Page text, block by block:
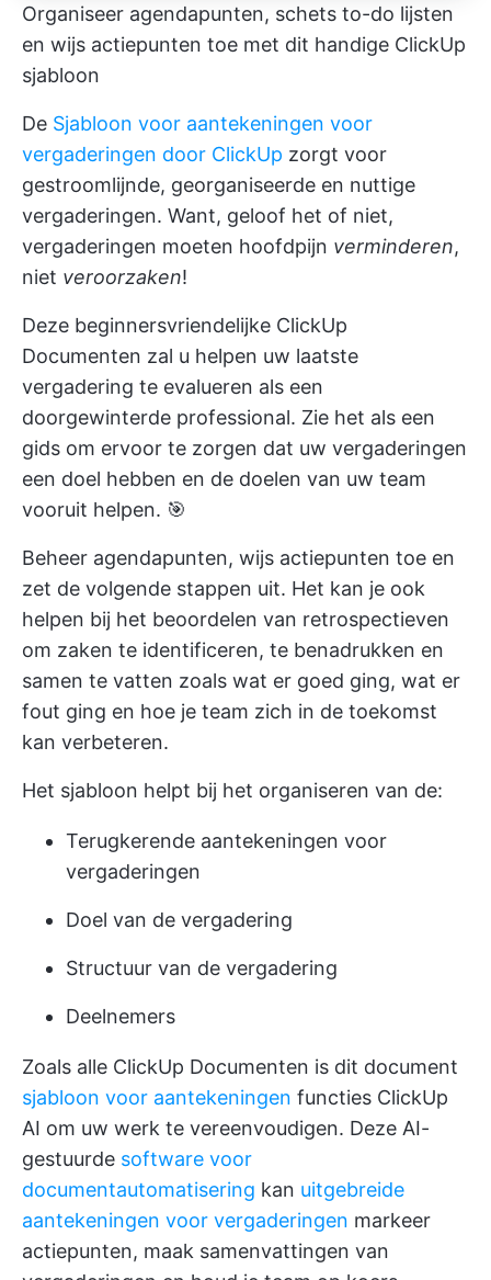
Organiseer agendapunten, schets to-do lijsten
en wijs actiepunten toe met dit handige ClickUp
sjabloon
De Sjabloon voor aantekeningen voor
vergaderingen door ClickUp zorgt voor
gestroomlijnde, georganiseerde en nuttige
vergaderingen. Want, geloof het of niet,
vergaderingen moeten hoofdpijn verminderen,
niet veroorzaken!
Deze beginnersvriendelijke ClickUp
Documenten zal u helpen uw laatste
vergadering te evalueren als een
doorgewinterde professional. Zie het als een
gids om ervoor te zorgen dat uw vergaderingen
een doel hebben en de doelen van uw team
vooruit helpen. 🎯
Beheer agendapunten, wijs actiepunten toe en
zet de volgende stappen uit. Het kan je ook
helpen bij het beoordelen van retrospectieven
om zaken te identificeren, te benadrukken en
samen te vatten zoals wat er goed ging, wat er
fout ging en hoe je team zich in de toekomst
kan verbeteren.
Het sjabloon helpt bij het organiseren van de:
Terugkerende aantekeningen voor
vergaderingen
Doel van de vergadering
Structuur van de vergadering
Deelnemers
Zoals alle ClickUp Documenten is dit document
sjabloon voor aantekeningen functies ClickUp
AI om uw werk te vereenvoudigen. Deze AI-
gestuurde software voor
documentautomatisering kan uitgebreide
aantekeningen voor vergaderingen markeer
actiepunten, maak samenvattingen van